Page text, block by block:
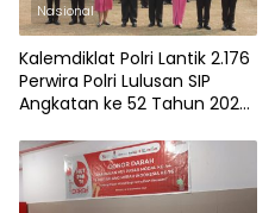
Nasional
Kalemdiklat Polri Lantik 2.176
Perwira Polri Lulusan SIP
Angkatan ke 52 Tahun 2023,